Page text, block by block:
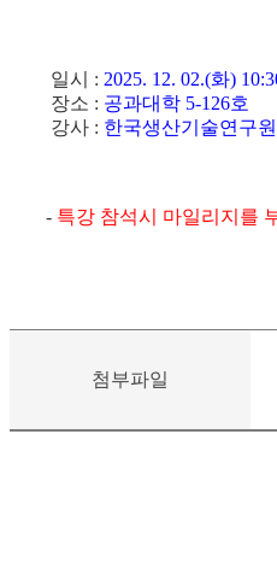
일시 : 2025. 12. 02.(화)
장소 : 공과대학 5-126호
강사 : 한국생산기술연구
- 특강 참석시 마일리지를
첨부파일